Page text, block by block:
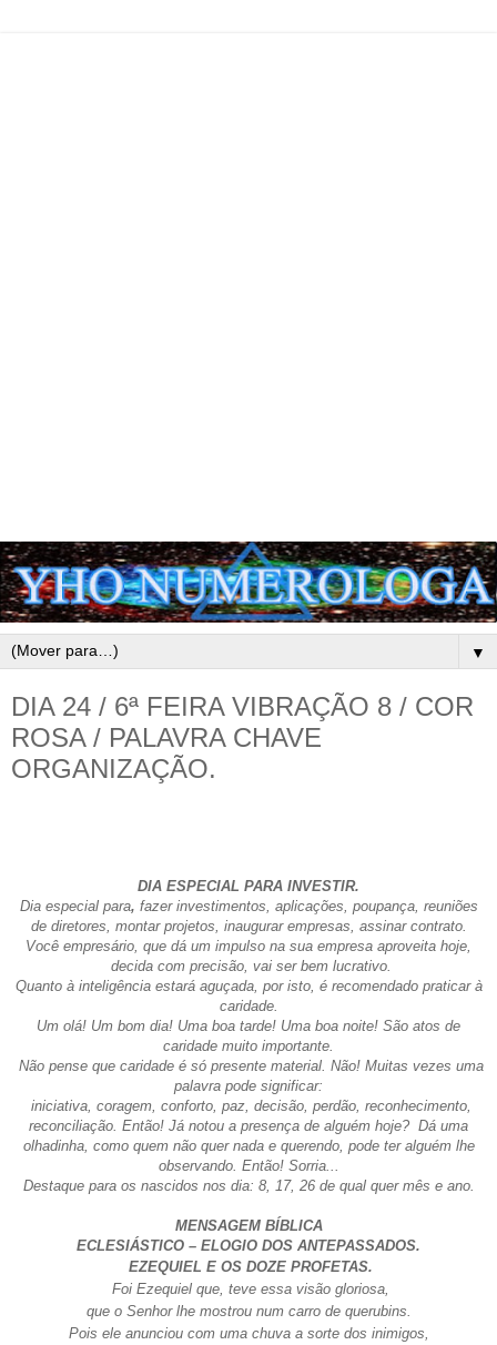
▼
DIA 24 / 6ª FEIRA VIBRAÇÃO 8 / COR
ROSA / PALAVRA CHAVE
ORGANIZAÇÃO.
DIA ESPECIAL PARA INVESTIR.
Dia especial para, fazer investimentos, aplicações, poupança, reuniões
de diretores, montar projetos, inaugurar empresas, assinar contrato.
Você empresário, que dá um impulso na sua empresa aproveita hoje,
decida com precisão, vai ser bem lucrativo.
Quanto à inteligência estará aguçada, por isto, é recomendado praticar à
caridade.
Um olá! Um bom dia! Uma boa tarde! Uma boa noite! São atos de
caridade muito importante.
Não pense que caridade é só presente material. Não! Muitas vezes uma
palavra pode significar:
iniciativa, coragem, conforto, paz, decisão, perdão, reconhecimento,
reconciliação. Então! Já notou a presença de alguém hoje? Dá uma
olhadinha, como quem não quer nada e querendo, pode ter alguém lhe
observando. Então! Sorria...
Destaque para os nascidos nos dia: 8, 17, 26 de qual quer mês e ano.
MENSAGEM BÍBLICA
ECLESIÁSTICO – ELOGIO DOS ANTEPASSADOS.
EZEQUIEL E OS DOZE PROFETAS.
Foi Ezequiel que, teve essa visão gloriosa,
que o Senhor lhe mostrou num carro de querubins.
Pois ele anunciou com uma chuva a sorte dos inimigos,